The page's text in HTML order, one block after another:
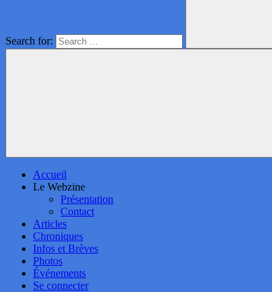
Search for:
Accueil
Le Webzine
Présentation
Contact
Articles
Chroniques
Infos et Brèves
Photos
Événements
Se connecter